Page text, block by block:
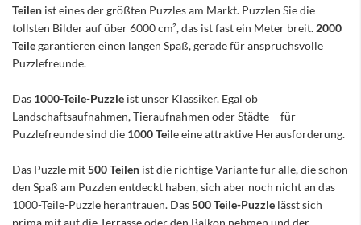
Teilen ist eines der größten Puzzles am Markt. Puzzlen Sie die
tollsten Bilder auf über 6000 cm², das ist fast ein Meter breit. 2000
Teilegarantieren einen langen Spaß, gerade für anspruchsvolle
Puzzlefreunde.
Das 1000-Teile-Puzzle ist unser Klassiker. Egal ob
Landschaftsaufnahmen, Tieraufnahmen oder Städte – für
Puzzlefreunde sind die 1000 Teile eine attraktive Herausforderung.
Das Puzzle mit500 Teilen ist die richtige Variante für alle, die schon
den Spaß am Puzzlen entdeckt haben, sich aber noch nicht an das
1000-Teile-Puzzle herantrauen. Das500 Teile-Puzzle lässt sich
prima mit auf die Terrasse oder den Balkon nehmen und der